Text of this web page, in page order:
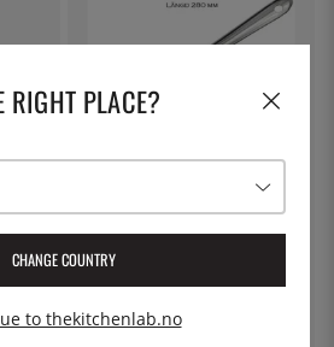
76 kr
RIGHT PLACE?
CHANGE COUNTRY
to thekitchenlab.no